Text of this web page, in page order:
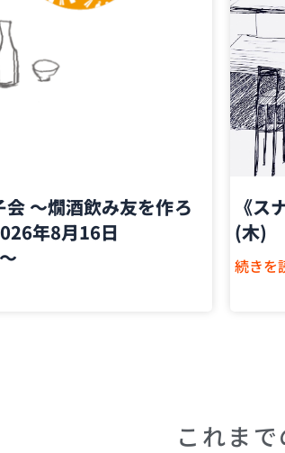
会 〜燗酒飲み友を作ろ
年8月16日
《ス
(木)
続きを
これまで